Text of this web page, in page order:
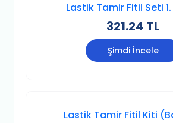
Lastik Tamir Fitil Seti
321.24 TL
Şimdi İncele
Lastik Tamir Fitil Kiti